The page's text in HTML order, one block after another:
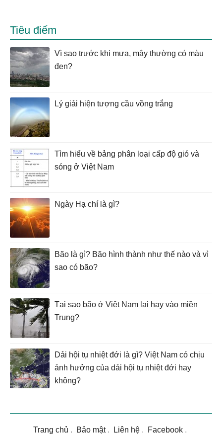
Tiêu điểm
Vì sao trước khi mưa, mây thường có màu
đen?
Lý giải hiện tượng cầu vồng trắng
Tìm hiểu về bảng phân loại cấp độ gió và
sóng ở Việt Nam
Ngày Hạ chí là gì?
Bão là gì? Bão hình thành như thế nào và vì
sao có bão?
Tại sao bão ở Việt Nam lại hay vào miền
Trung?
Dải hội tụ nhiệt đới là gì? Việt Nam có chịu
ảnh hưởng của dải hội tụ nhiệt đới hay
không?
Trang chủ . Bảo mật. Liên hệ . Facebook .